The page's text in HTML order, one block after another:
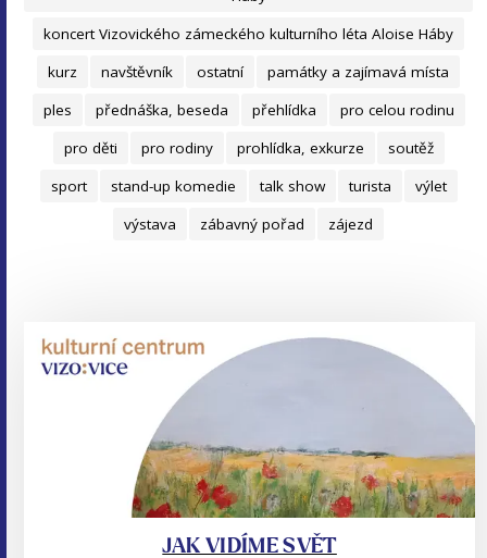
koncert Vizovického zámeckého kulturního léta Aloise Háby
kurz
navštěvník ostatní
památky a zajímavá místa
ples
přednáška, beseda přehlídka
pro celou rodinu
pro děti
pro rodiny prohlídka, exkurze
soutěž
sport
stand-up komedie talk show turista
výlet
výstava
zábavný pořad zájezd
JAK VIDÍME SVĚT